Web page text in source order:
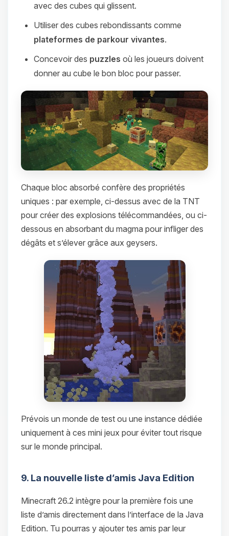
avec des cubes qui glissent.
Utiliser des cubes rebondissants comme
plateformes de parkour vivantes.
Concevoir des puzzles où les joueurs doivent
donner au cube le bon bloc pour passer.
Chaque bloc absorbé confère des propriétés
uniques : par exemple, ci-dessus avec de la TNT
pour créer des explosions télécommandées, ou ci-
dessous en absorbant du magma pour infliger des
dégâts et s’élever grâce aux geysers.
Prévois un monde de test ou une instance dédiée
uniquement à ces mini jeux pour éviter tout risque
sur le monde principal.
9. La nouvelle liste d’amis Java Edition
Minecraft 26.2 intègre pour la première fois une
liste d’amis directement dans l’interface de la Java
Edition. Tu pourras y ajouter tes amis par leur